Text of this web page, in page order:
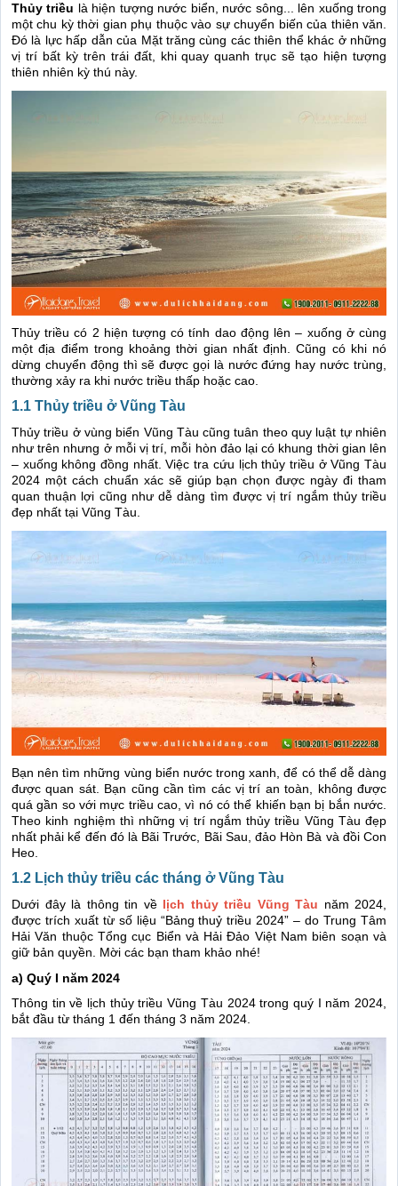
Thủy triều là hiện tượng nước biển, nước sông... lên xuống trong
một chu kỳ thời gian phụ thuộc vào sự chuyển biến của thiên văn.
Đó là lực hấp dẫn của Mặt trăng cùng các thiên thể khác ở những
vị trí bất kỳ trên trái đất, khi quay quanh trục sẽ tạo hiện tượng
thiên nhiên kỳ thú này.
Thủy triều có 2 hiện tượng có tính dao động lên – xuống ở cùng
một địa điểm trong khoảng thời gian nhất định. Cũng có khi nó
dừng chuyển động thì sẽ được gọi là nước đứng hay nước trùng,
thường xảy ra khi nước triều thấp hoặc cao.
1.1 Thủy triều ở Vũng Tàu
Thủy triều ở vùng biển Vũng Tàu cũng tuân theo quy luật tự nhiên
như trên nhưng ở mỗi vị trí, mỗi hòn đảo lại có khung thời gian lên
– xuống không đồng nhất. Việc tra cứu lịch thủy triều ở Vũng Tàu
2024 một cách chuẩn xác sẽ giúp bạn chọn được ngày đi tham
quan thuận lợi cũng như dễ dàng tìm được vị trí ngắm thủy triều
đẹp nhất tại Vũng Tàu.
Bạn nên tìm những vùng biển nước trong xanh, để có thể dễ dàng
được quan sát. Bạn cũng cần tìm các vị trí an toàn, không được
quá gần so với mực triều cao, vì nó có thể khiến bạn bị bắn nước.
Theo kinh nghiệm thì những vị trí ngắm thủy triều Vũng Tàu đẹp
nhất phải kể đến đó là Bãi Trước, Bãi Sau, đảo Hòn Bà và đồi Con
Heo.
1.2 Lịch thủy triều các tháng ở Vũng Tàu
Dưới đây là thông tin về lịch thủy triều Vũng Tàu năm 2024,
được trích xuất từ số liệu “Bảng thuỷ triều 2024” – do Trung Tâm
Hải Văn thuộc Tổng cục Biển và Hải Đảo Việt Nam biên soạn và
giữ bản quyền. Mời các bạn tham khảo nhé!
a) Quý I năm 2024
Thông tin về lịch thủy triều Vũng Tàu 2024 trong quý I năm 2024,
bắt đầu từ tháng 1 đến tháng 3 năm 2024.